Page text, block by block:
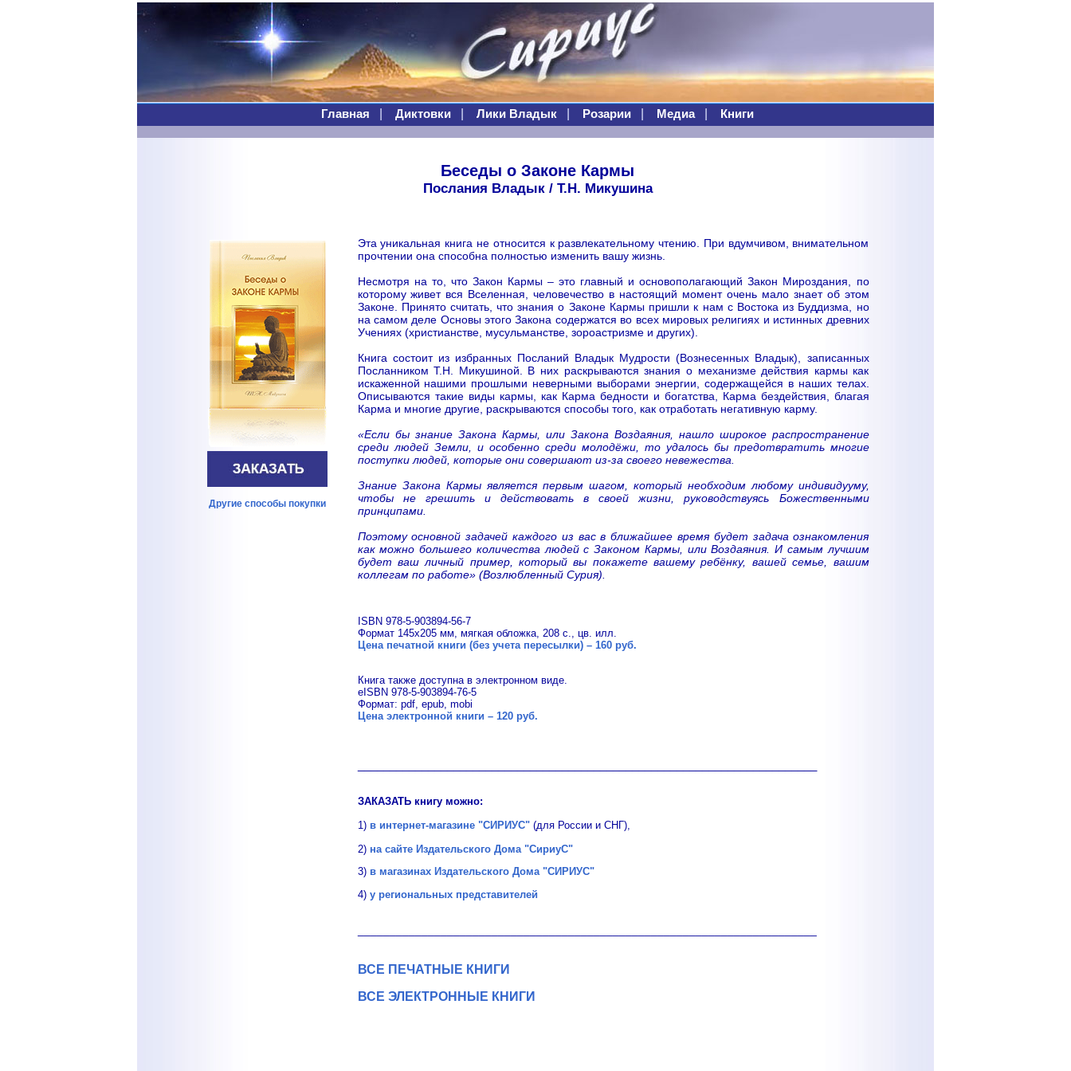
Главная Диктовки Лики Владык Розарии Медиа Книги
Беседы о Законе Кармы
Послания Владык / Т.Н. Микушина
Другие способы покупки
Эта уникальная книга не относится к развлекательному чтению. При вдумчивом, внимательном
прочтении она способна полностью изменить вашу жизнь.
Несмотря на то, что Закон Кармы – это главный и основополагающий Закон Мироздания, по
которому живет вся Вселенная, человечество в настоящий момент очень мало знает об этом
Законе. Принято считать, что знания о Законе Кармы пришли к нам с Востока из Буддизма, но
на самом деле Основы этого Закона содержатся во всех мировых религиях и истинных древних
Учениях (христианстве, мусульманстве, зороастризме и других).
Книга состоит из избранных Посланий Владык Мудрости (Вознесенных Владык), записанных
Посланником Т.Н. Микушиной. В них раскрываются знания о механизме действия кармы как
искаженной нашими прошлыми неверными выборами энергии, содержащейся в наших телах.
Описываются такие виды кармы, как Карма бедности и богатства, Карма бездействия, благая
Карма и многие другие, раскрываются способы того, как отработать негативную карму.
«Если бы знание Закона Кармы, или Закона Воздаяния, нашло широкое распространение
среди людей Земли, и особенно среди молодёжи, то удалось бы предотвратить многие
поступки людей, которые они совершают из-за своего невежества.
Знание Закона Кармы является первым шагом, который необходим любому индивидууму,
чтобы не грешить и действовать в своей жизни, руководствуясь Божественными
принципами.
Поэтому основной задачей каждого из вас в ближайшее время будет задача ознакомления
как можно большего количества людей с Законом Кармы, или Воздаяния. И самым лучшим
будет ваш личный пример, который вы покажете вашему ребёнку, вашей семье, вашим
коллегам по работе» (Возлюбленный Сурия).
ISBN 978-5-903894-56-7
Формат 145х205 мм, мягкая обложка, 208 с., цв. илл.
Цена печатной книги (без учета пересылки) – 160 руб.
Книга также доступна в электронном виде.
eISBN 978-5-903894-76-5
Формат: pdf, epub, mobi
Цена электронной книги – 120 руб.
ЗАКАЗАТЬ книгу можно:
1) в интернет-магазине "СИРИУС"(для России и СНГ),
2) на сайте Издательского Дома "СириуС"
3)в магазинах Издательского Дома "СИРИУС"
4) у региональных представителей
ВСЕ ПЕЧАТНЫЕ КНИГИ
ВСЕ ЭЛЕКТРОННЫЕ КНИГИ